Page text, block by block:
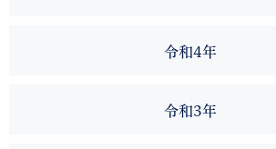
令和4年
令和3年